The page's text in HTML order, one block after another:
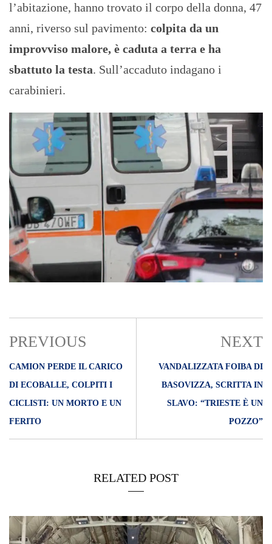
l’abitazione, hanno trovato il corpo della donna, 47
anni, riverso sul pavimento: colpita da un
improvviso malore, è caduta a terra e ha
sbattuto la testa. Sull’accaduto indagano i
carabinieri.
PREVIOUS
CAMION PERDE IL CARICO
DI ECOBALLE, COLPITI I
CICLISTI: UN MORTO E UN
FERITO
NEXT
VANDALIZZATA FOIBA DI
BASOVIZZA, SCRITTA IN
SLAVO: “TRIESTE È UN
POZZO”
RELATED POST